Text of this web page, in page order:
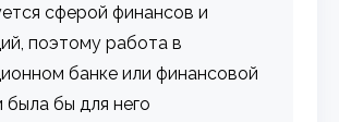
сферой финансов и
поэтому работа в
банке или финансовой
была бы для него